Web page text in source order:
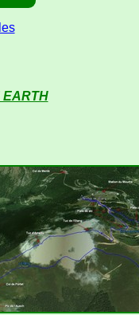
EARTH